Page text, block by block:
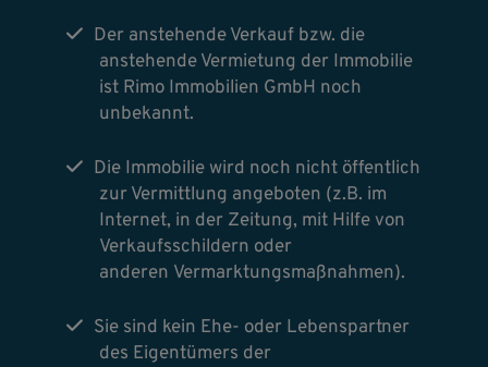
Der anstehende Verkauf bzw. die
anstehende Vermietung der Immobilie
ist Rimo Immobilien GmbH noch
unbekannt.
Die Immobilie wird noch nicht öffentlich
zur Vermittlung angeboten (z.B. im
Internet, in der Zeitung, mit Hilfe von
Verkaufsschildern oder
anderen Vermarktungsmaßnahmen).
Sie sind kein Ehe- oder Lebenspartner
des Eigentümers der